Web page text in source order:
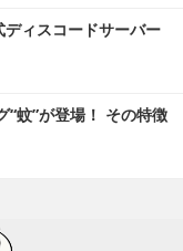
ィスコードサーバー
“蚊”が登場！ その特徴